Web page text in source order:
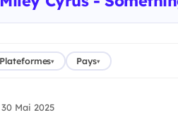
Plateformes▾ Pays▾
30 Mai 2025